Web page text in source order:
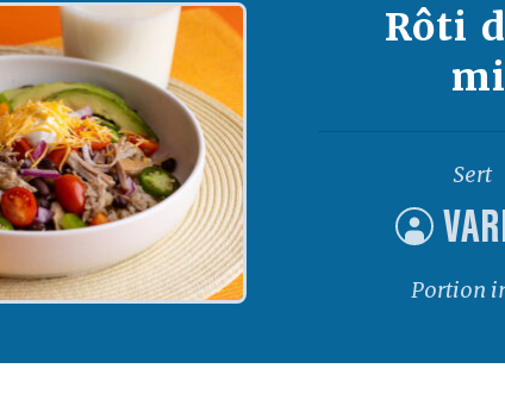
Rôti
Sert
Portion